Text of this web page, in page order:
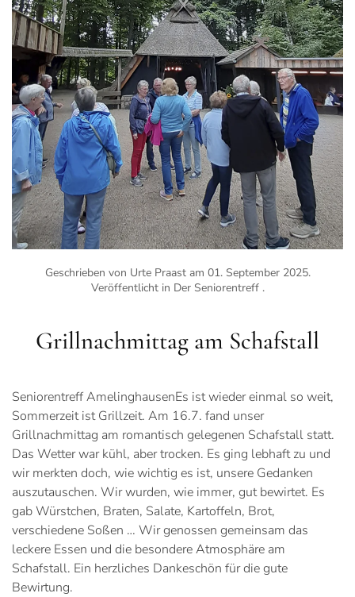
Geschrieben von Urte Praast am 01. September 2025.
Veröffentlicht in Der Seniorentreff .
Grillnachmittag am Schafstall
Seniorentreff AmelinghausenEs ist wieder einmal so weit,
Sommerzeit ist Grillzeit. Am 16.7. fand unser
Grillnachmittag am romantisch gelegenen Schafstall statt.
Das Wetter war kühl, aber trocken. Es ging lebhaft zu und
wir merkten doch, wie wichtig es ist, unsere Gedanken
auszutauschen. Wir wurden, wie immer, gut bewirtet. Es
gab Würstchen, Braten, Salate, Kartoffeln, Brot,
verschiedene Soßen … Wir genossen gemeinsam das
leckere Essen und die besondere Atmosphäre am
Schafstall. Ein herzliches Dankeschön für die gute
Bewirtung.